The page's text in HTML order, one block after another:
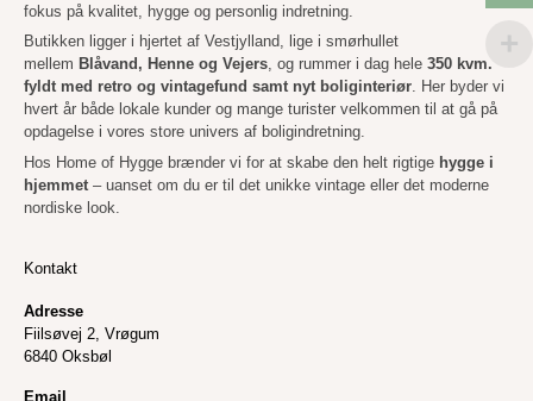
fokus på kvalitet, hygge og personlig indretning.
Butikken ligger i hjertet af Vestjylland, lige i smørhullet
mellem Blåvand, Henne og Vejers, og rummer i dag hele 350 kvm.
fyldt med retro og vintagefund samt nyt boliginteriør. Her byder vi
hvert år både lokale kunder og mange turister velkommen til at gå på
opdagelse i vores store univers af boligindretning.
Hos Home of Hygge brænder vi for at skabe den helt rigtige hygge i
hjemmet – uanset om du er til det unikke vintage eller det moderne
nordiske look.
Kontakt
Adresse
Fiilsøvej 2, Vrøgum
6840 Oksbøl
Email